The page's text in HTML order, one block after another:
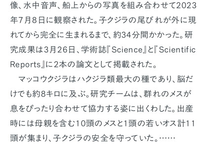
像、水中音声、船上からの写真を組み合わせて2023
年7月8日に観察された。子クジラの尾びれが外に現
れてから完全に生まれるまで、約34分間かかった。研
究成果は3月26日、学術誌『Science』と『Scientific
Reports』に2本の論文として掲載された。
マッコウクジラはハクジラ類最大の種であり、脳だ
けでも約8キロに及ぶ。研究チームは、群れのメスが
息をぴったり合わせて協力する姿に出くわした。出産
時には母親を含む10頭のメスと1頭の若いオス計11
頭が集まり、子クジラの安全を守っていた。……